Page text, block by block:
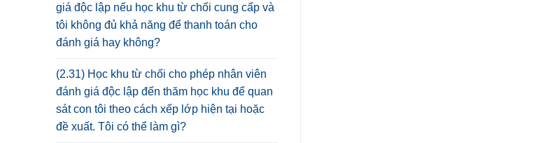
giá độc lập nếu học khu từ chối cung cấp và
tôi không đủ khả năng để thanh toán cho
đánh giá hay không?
(2.31) Học khu từ chối cho phép nhân viên
đánh giá độc lập đến thăm học khu để quan
sát con tôi theo cách xếp lớp hiện tại hoặc
đề xuất. Tôi có thể làm gì?